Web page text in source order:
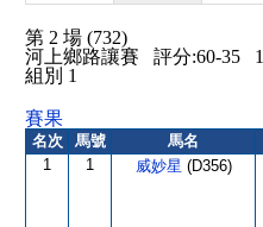
第 2 場 (732)
河上鄉路讓賽 評分:60-35
組別 1
賽果
名次 馬號 馬名
1
1 威妙星 (D356)